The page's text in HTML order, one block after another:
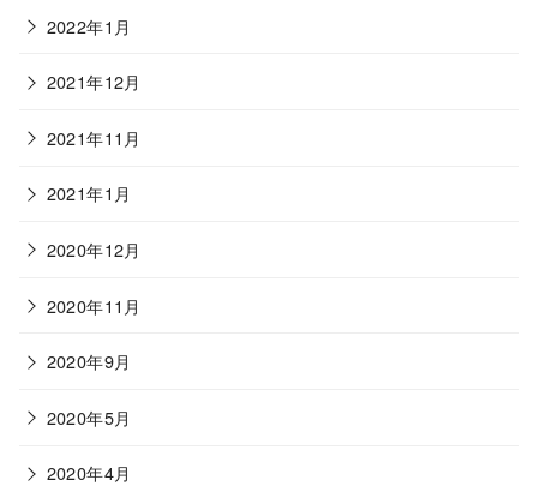
2022年1月
2021年12月
2021年11月
2021年1月
2020年12月
2020年11月
2020年9月
2020年5月
2020年4月